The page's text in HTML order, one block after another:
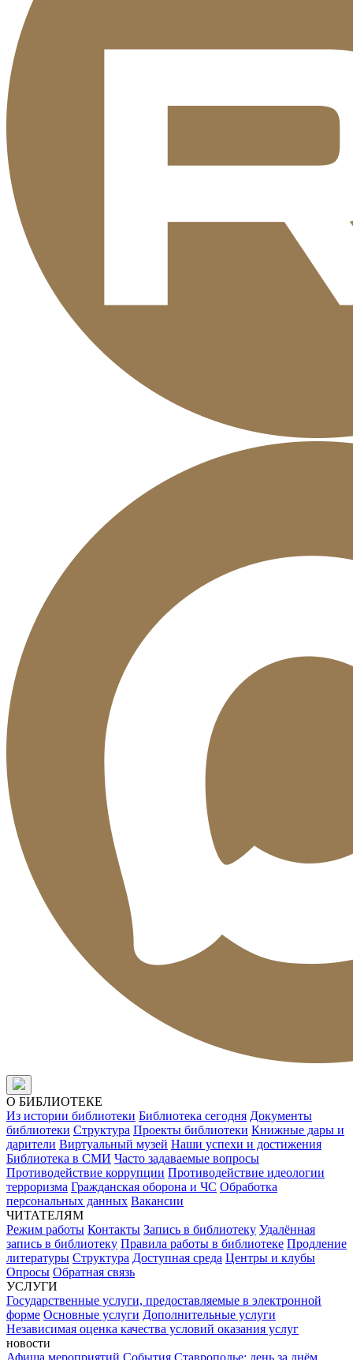
О БИБЛИОТЕКЕ
Из истории библиотеки Библиотека сегодня Документы
библиотеки Структура Проекты библиотеки Книжные дары и
дарители Виртуальный музей Наши успехи и достижения
Библиотека в СМИ Часто задаваемые вопросы
Противодействие коррупции Противодействие идеологии
терроризма Гражданская оборона и ЧС Обработка
персональных данных Вакансии
ЧИТАТЕЛЯМ
Режим работы Контакты Запись в библиотеку Удалённая
запись в библиотеку Правила работы в библиотеке Продление
литературы Структура Доступная среда Центры и клубы
Опросы Обратная связь
УСЛУГИ
Государственные услуги, предоставляемые в электронной
форме Основные услуги Дополнительные услуги
Независимая оценка качества условий оказания услуг
новости
Афиша мероприятий События Ставрополье: день за днём